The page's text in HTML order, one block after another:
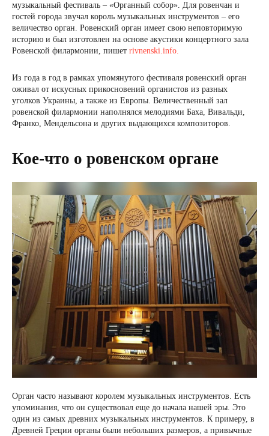
музыкальный фестиваль – «Органный собор». Для ровенчан и
гостей города звучал король музыкальных инструментов – его
величество орган. Ровенский орган имеет свою неповторимую
историю и был изготовлен на основе акустики концертного зала
Ровенской филармонии, пишет rivnenski.info.
Из года в год в рамках упомянутого фестиваля ровенский орган
оживал от искусных прикосновений органистов из разных
уголков Украины, а также из Европы. Величественный зал
ровенской филармонии наполнялся мелодиями Баха, Вивальди,
Франко, Мендельсона и других выдающихся композиторов.
Кое-что о ровенском органе
Орган часто называют королем музыкальных инструментов. Есть
упоминания, что он существовал еще до начала нашей эры. Это
один из самых древних музыкальных инструментов. К примеру, в
Древней Греции органы были небольших размеров, а привычные